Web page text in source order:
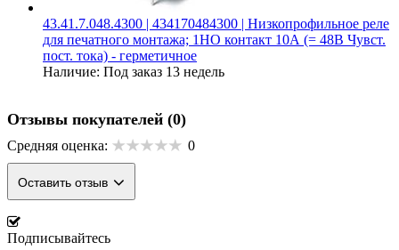
43.41.7.048.4300 | 434170484300 | Низкопрофильное реле
для печатного монтажа; 1НО контакт 10А (= 48В Чувст.
пост. тока) - герметичное
Наличие: Под заказ 13 недель
Отзывы покупателей (0)
Средняя оценка: 0
Оставить отзыв
Подписывайтесь